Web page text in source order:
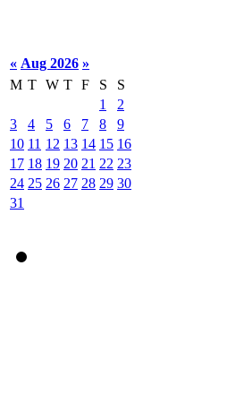
« Aug 2026 »
M T W T F S
S
1
2
3
4 5 6 7 8
9
10 11 12 13 14 15 16
17 18 19 20 21 22 23
24 25 26 27 28 29 30
31